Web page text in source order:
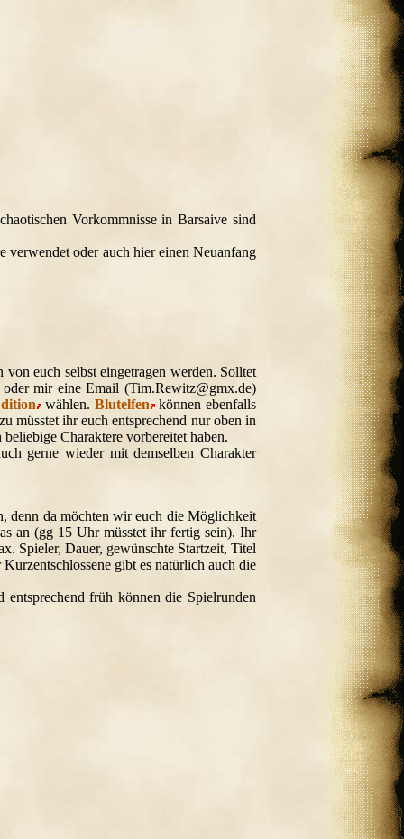
Vorkommnisse in Barsaive sind
verwendet oder auch hier einen Neuanfang
euch selbst eingetragen werden. Solltet
mir eine Email (Tim.Rewitz@gmx.de)
wählen. Blutelfen können ebenfalls
müsstet ihr euch entsprechend nur oben in
Charaktere vorbereitet haben.
gerne wieder mit demselben Charakter
denn da möchten wir euch die Möglichkeit
an (gg 15 Uhr müsstet ihr fertig sein). Ihr
Spieler, Dauer, gewünschte Startzeit, Titel
gibt es natürlich auch die
früh können die Spielrunden